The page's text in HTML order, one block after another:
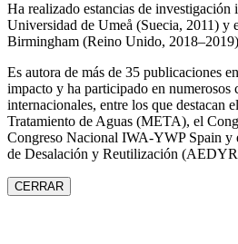
Ha realizado estancias de investigación
Universidad de Umeå (Suecia, 2011) y
Birmingham (Reino Unido,
Es autora de más de 35 publicaciones
impacto y ha participado en numerosos
internacionales, entre los que destacan
Tratamiento de Aguas (META), el
Congreso Nacional IWA‑YWP Spain y
de Desalación y Reutilización
CERRAR